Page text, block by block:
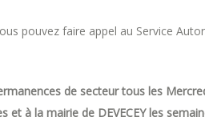
pouvez faire appel au Service
de secteur tous les
et à la mairie de DEVECEY les